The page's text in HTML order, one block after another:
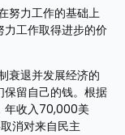
努力工作的基础上
力工作取得进步的价
衰退并发展经济的
留自己的钱。根据
年收入70,000美
消对来自民主